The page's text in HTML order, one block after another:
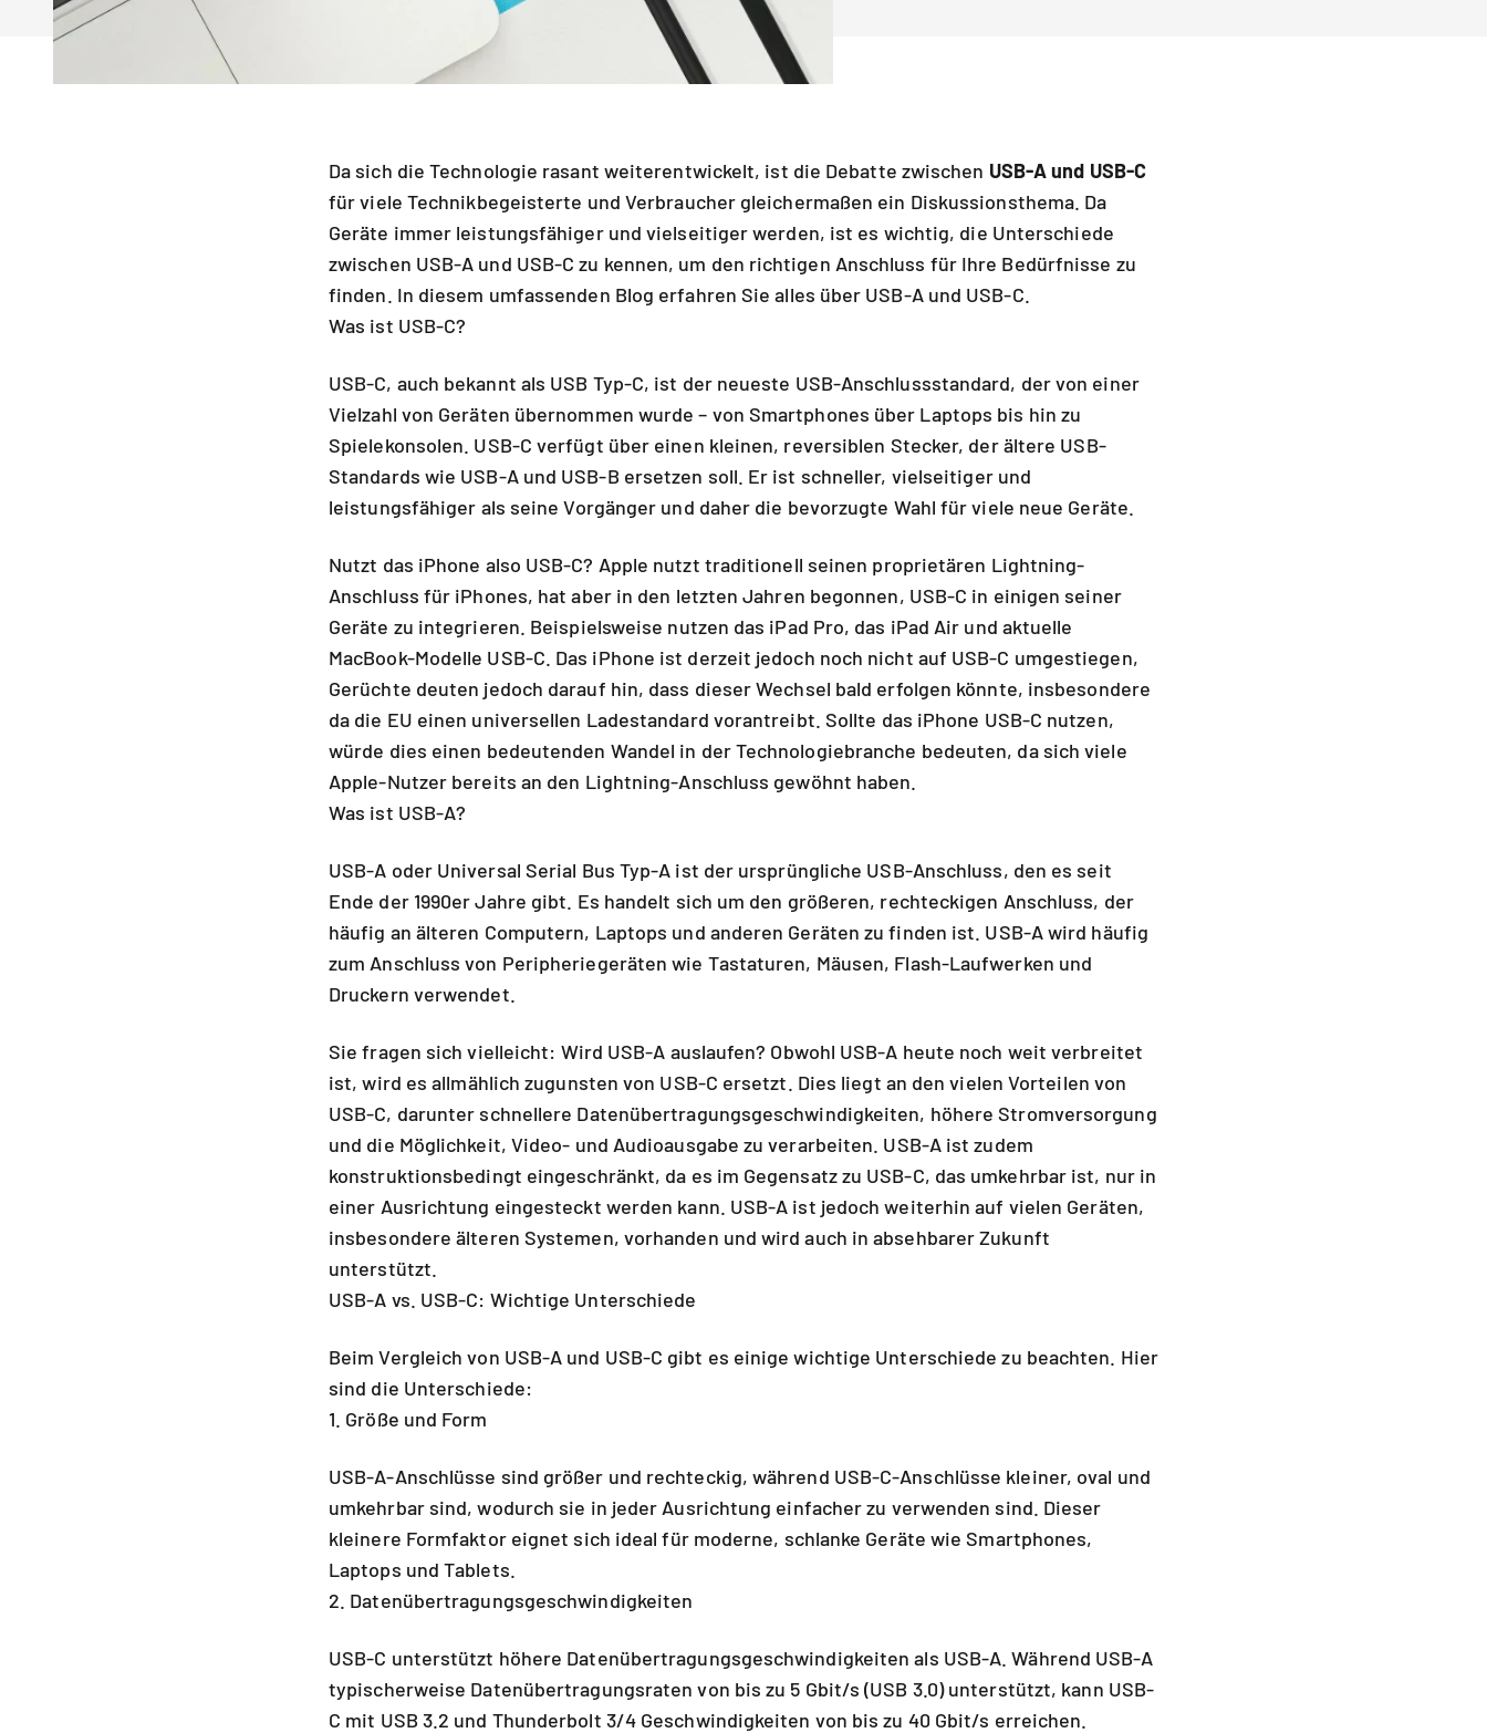
Da sich die Technologie rasant weiterentwickelt, ist die Debatte zwischen USB-A und USB-C
für viele Technikbegeisterte und Verbraucher gleichermaßen ein Diskussionsthema. Da
Geräte immer leistungsfähiger und vielseitiger werden, ist es wichtig, die Unterschiede
zwischen USB-A und USB-C zu kennen, um den richtigen Anschluss für Ihre Bedürfnisse zu
finden. In diesem umfassenden Blog erfahren Sie alles über USB-A und USB-C.
Was ist USB-C?
USB-C, auch bekannt als USB Typ-C, ist der neueste USB-Anschlussstandard, der von einer
Vielzahl von Geräten übernommen wurde – von Smartphones über Laptops bis hin zu
Spielekonsolen. USB-C verfügt über einen kleinen, reversiblen Stecker, der ältere USB-
Standards wie USB-A und USB-B ersetzen soll. Er ist schneller, vielseitiger und
leistungsfähiger als seine Vorgänger und daher die bevorzugte Wahl für viele neue Geräte.
Nutzt das iPhone also USB-C? Apple nutzt traditionell seinen proprietären Lightning-
Anschluss für iPhones, hat aber in den letzten Jahren begonnen, USB-C in einigen seiner
Geräte zu integrieren. Beispielsweise nutzen das iPad Pro, das iPad Air und aktuelle
MacBook-Modelle USB-C. Das iPhone ist derzeit jedoch noch nicht auf USB-C umgestiegen,
Gerüchte deuten jedoch darauf hin, dass dieser Wechsel bald erfolgen könnte, insbesondere
da die EU einen universellen Ladestandard vorantreibt. Sollte das iPhone USB-C nutzen,
würde dies einen bedeutenden Wandel in der Technologiebranche bedeuten, da sich viele
Apple-Nutzer bereits an den Lightning-Anschluss gewöhnt haben.
Was ist USB-A?
USB-A oder Universal Serial Bus Typ-A ist der ursprüngliche USB-Anschluss, den es seit
Ende der 1990er Jahre gibt. Es handelt sich um den größeren, rechteckigen Anschluss, der
häufig an älteren Computern, Laptops und anderen Geräten zu finden ist. USB-A wird häufig
zum Anschluss von Peripheriegeräten wie Tastaturen, Mäusen, Flash-Laufwerken und
Druckern verwendet.
Sie fragen sich vielleicht: Wird USB-A auslaufen? Obwohl USB-A heute noch weit verbreitet
ist, wird es allmählich zugunsten von USB-C ersetzt. Dies liegt an den vielen Vorteilen von
USB-C, darunter schnellere Datenübertragungsgeschwindigkeiten, höhere Stromversorgung
und die Möglichkeit, Video- und Audioausgabe zu verarbeiten. USB-A ist zudem
konstruktionsbedingt eingeschränkt, da es im Gegensatz zu USB-C, das umkehrbar ist, nur in
einer Ausrichtung eingesteckt werden kann. USB-A ist jedoch weiterhin auf vielen Geräten,
insbesondere älteren Systemen, vorhanden und wird auch in absehbarer Zukunft
unterstützt.
USB-A vs. USB-C: Wichtige Unterschiede
Beim Vergleich von USB-A und USB-C gibt es einige wichtige Unterschiede zu beachten. Hier
sind die Unterschiede:
1. Größe und Form
USB-A-Anschlüsse sind größer und rechteckig, während USB-C-Anschlüsse kleiner, oval und
umkehrbar sind, wodurch sie in jeder Ausrichtung einfacher zu verwenden sind. Dieser
kleinere Formfaktor eignet sich ideal für moderne, schlanke Geräte wie Smartphones,
Laptops und Tablets.
2. Datenübertragungsgeschwindigkeiten
USB-C unterstützt höhere Datenübertragungsgeschwindigkeiten als USB-A. Während USB-A
typischerweise Datenübertragungsraten von bis zu 5 Gbit/s (USB 3.0) unterstützt, kann USB-
C mit USB 3.2 und Thunderbolt 3/4 Geschwindigkeiten von bis zu 40 Gbit/s erreichen.